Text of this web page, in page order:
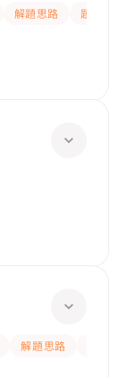
解題思路
題目講解
解題思路